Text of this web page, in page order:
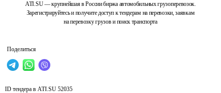
ATI.SU — крупнейшая в России биржа автомобильных грузоперевозок.
Зарегистрируйтесь и получите доступ к тендерам на перевозки, заявкам
на перевозку грузов и поиск транспорта
Поделиться
ID тендера в ATI.SU 52035